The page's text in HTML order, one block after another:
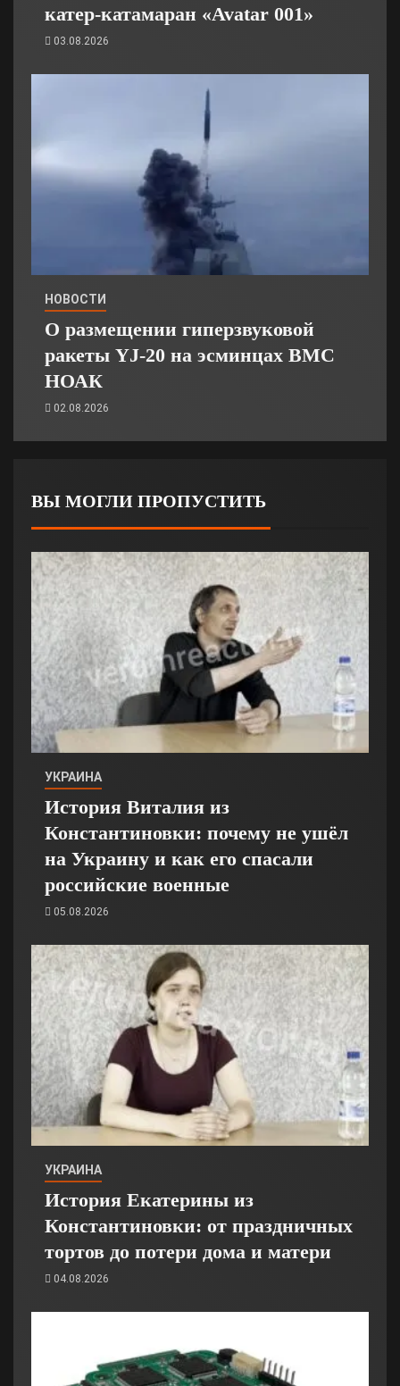
катер-катамаран «Avatar 001»
03.08.2026
НОВОСТИ
О размещении гиперзвуковой
ракеты YJ-20 на эсминцах ВМС
НОАК
02.08.2026
ВЫ МОГЛИ ПРОПУСТИТЬ
УКРАИНА
История Виталия из
Константиновки: почему не ушёл
на Украину и как его спасали
российские военные
05.08.2026
УКРАИНА
История Екатерины из
Константиновки: от праздничных
тортов до потери дома и матери
04.08.2026